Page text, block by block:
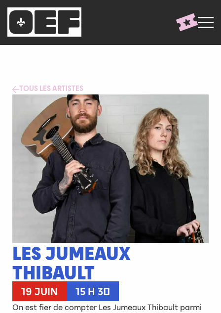
TOUS LES ARTISTES
LES JUMEAUX
THIBAULT
19 JUIN 15 H 30
On est fier de compter Les Jumeaux Thibault parmi